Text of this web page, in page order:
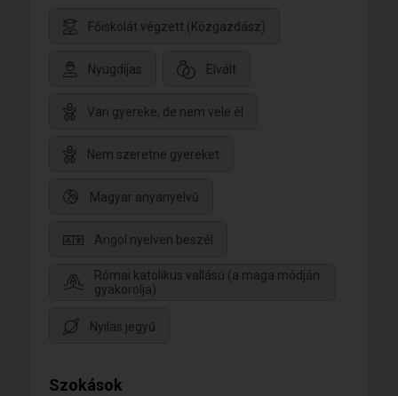
Főiskolát végzett (Közgazdász)
Nyugdíjas Elvált
Van gyereke, de nem vele él
Nem szeretne gyereket
Magyar anyanyelvű
Angol nyelven beszél
Római katolikus vallású (a maga módján
gyakorolja)
Nyilas jegyű
Szokások